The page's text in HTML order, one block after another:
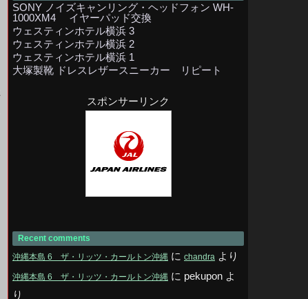
SONY ノイズキャンリング・ヘッドフォン WH-
1000XM4 イヤーパッド交換
ウェスティンホテル横浜 3
ウェスティンホテル横浜 2
ウェスティンホテル横浜 1
大塚製靴 ドレスレザースニーカー リピート
スポンサーリンク
Recent comments
沖縄本島 6 ザ・リッツ・カールトン沖縄 に chandra より
沖縄本島 6 ザ・リッツ・カールトン沖縄 に pekupon よ
り